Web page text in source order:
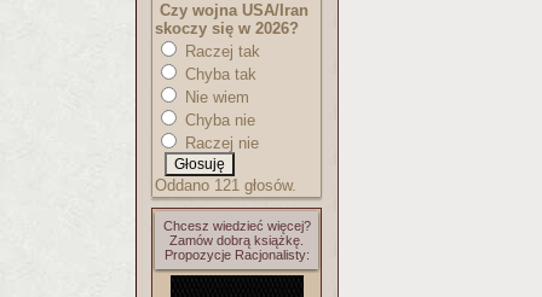
Czy wojna USA/Iran
skoczy się w 2026?
Raczej tak
Chyba tak
Nie wiem
Chyba nie
Raczej nie
Oddano 121 głosów.
Chcesz wiedzieć więcej?
Zamów dobrą książkę.
Propozycje Racjonalisty: